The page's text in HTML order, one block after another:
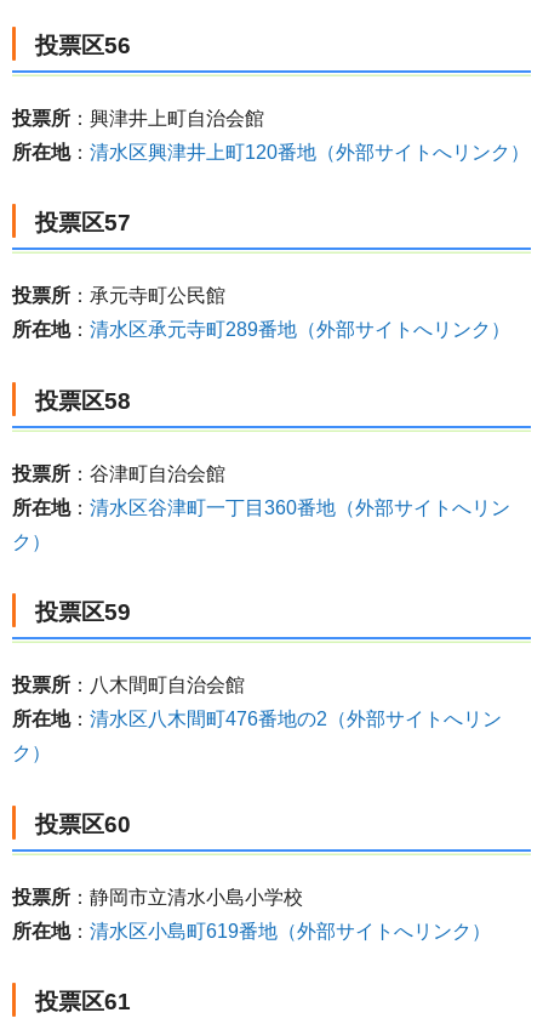
投票区56
投票所 ：興津井上町自治会館
所在地： 清水区興津井上町120番地（外部サイトへリンク）
投票区57
投票所 ：承元寺町公民館
所在地： 清水区承元寺町289番地（外部サイトへリンク）
投票区58
投票所 ：谷津町自治会館
所在地： 清水区谷津町一丁目360番地（外部サイトへリン
ク）
投票区59
投票所 ：八木間町自治会館
所在地： 清水区八木間町476番地の2（外部サイトへリン
ク）
投票区60
投票所 ：静岡市立清水小島小学校
所在地： 清水区小島町619番地（外部サイトへリンク）
投票区61